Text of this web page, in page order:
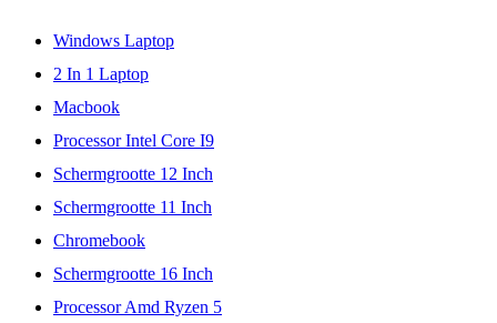
Windows Laptop
2 In 1 Laptop
Macbook
Processor Intel Core I9
Schermgrootte 12 Inch
Schermgrootte 11 Inch
Chromebook
Schermgrootte 16 Inch
Processor Amd Ryzen 5